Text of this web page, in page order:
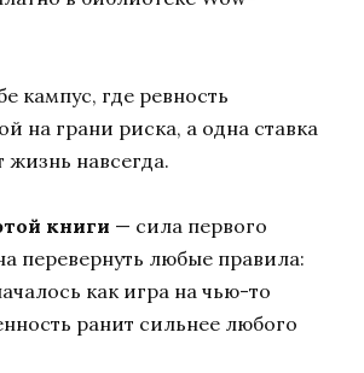
кампус, где ревность
на грани риска, а одна ставка
жизнь навсегда.
книги — сила первого
перевернуть любые правила:
как игра на чью-то
ранит сильнее любого